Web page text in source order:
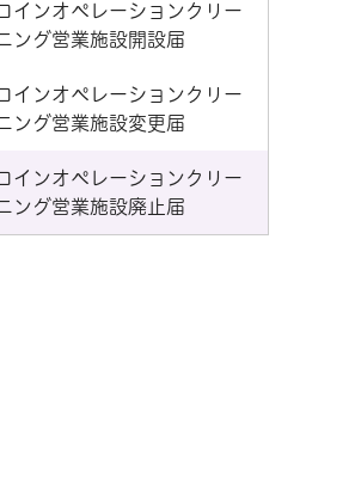
インオペレーションクリー
ング営業施設開設届
インオペレーションクリー
ング営業施設変更届
インオペレーションクリー
ング営業施設廃止届